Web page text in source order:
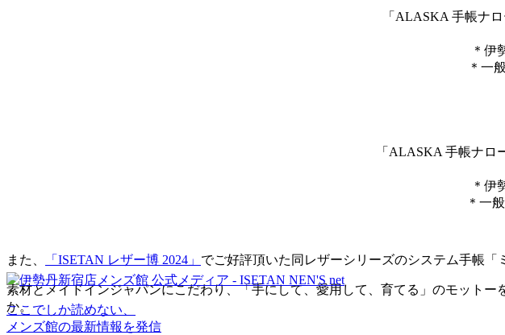
「ALASKA 手帳ナ
＊伊
＊一
「ALASKA 手帳ナロ
＊伊
＊一
また、 「ISETAN レザー博 2024」 でご好評頂いた同レザーシリーズのシステム手帳
素材とメイドインジャパンにこだわり、「手にして、愛用して、育てる」のモット
か。
ここでしか読めない、
メンズ館の最新情報を発信